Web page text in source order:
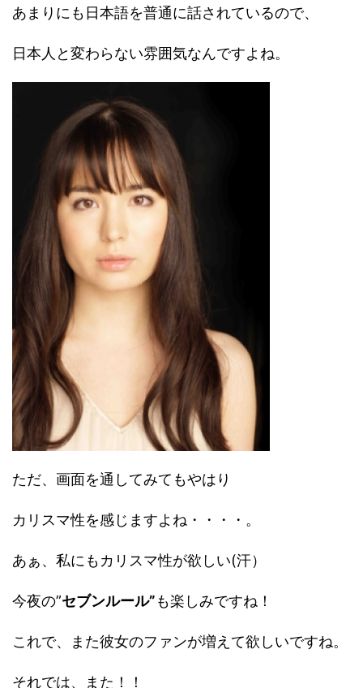
あまりにも日本語を普通に話されているので、
日本人と変わらない雰囲気なんですよね。
ただ、画面を通してみてもやはり
カリスマ性を感じますよね・・・・。
あぁ、私にもカリスマ性が欲しい(汗）
今夜の”セブンルール”も楽しみですね！
これで、また彼女のファンが増えて欲しいですね。
それでは、また！！